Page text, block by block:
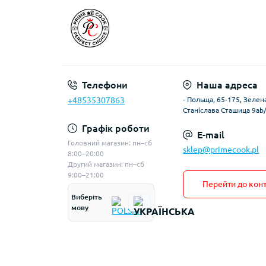
Телефони
+48535307863
Графік роботи
Головний магазин: пн–сб
8:00–20:00
Другий магазин: пн–сб
9:00–21:00
Виберіть
мову
Наша адреса
- Польща, 65-175,
Станіслава Сташица
E-mail
sklep@primecook.pl
Перейти до